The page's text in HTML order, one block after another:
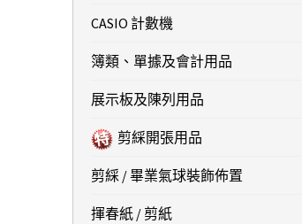
CASIO 計數機
簿類、單據及會計用品
展示板及陳列用品
剪綵開張用品
剪綵 / 畢業氣球裝飾佈置
揮春紙 / 剪紙